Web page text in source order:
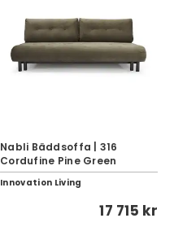
Nabli Bäddsoffa | 316
Cordufine Pine Green
Innovation Living
17 715 kr